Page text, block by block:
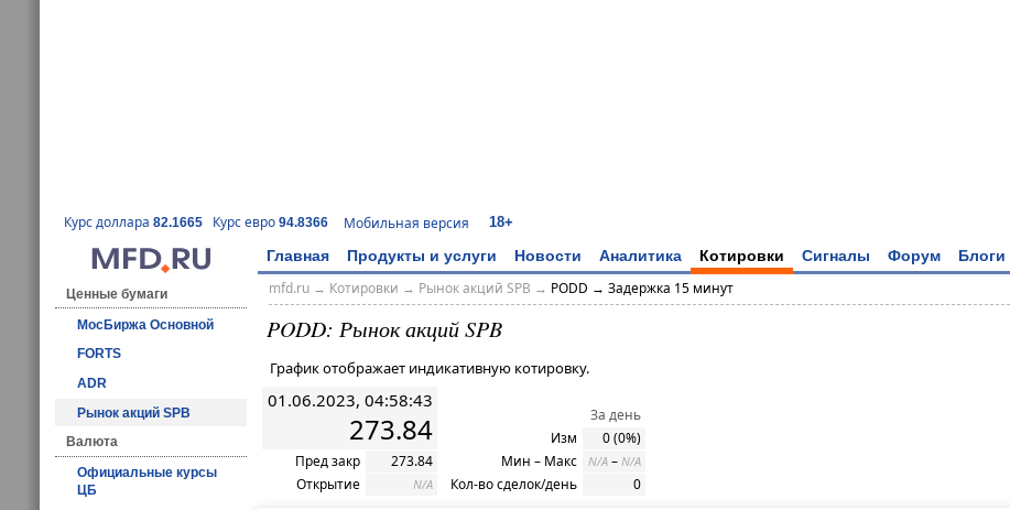
Курс доллара 82.1665 Курс евро 94.8366 Мобильная версия 18+
Главная Продукты и услуги Новости Аналитика Котировки Сигналы Форум Блоги
Ценные бумаги
МосБиржа Основной
FORTS
ADR
Рынок акций SPB
Валюта
Официальные курсы
ЦБ
mfd.ru→ Котировки → Рынок акций SPB → PODD → Задержка 15 минут
PODD: Рынок акций SPB
График отображает индикативную котировку.
01.06.2023, 04:58:43
273.84
Пред закр
273.84
Открытие
N/A
За день
Изм
0 (0%)
Мин – Макс
N/A – N/A
Кол-во сделок/день 0